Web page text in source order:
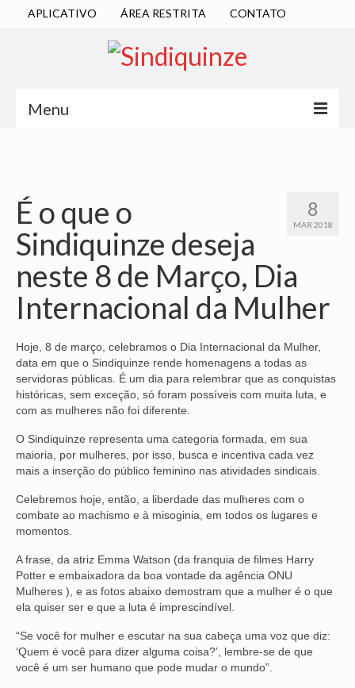
APLICATIVO ÁREA RESTRITA CONTATO
Menu
DIRETORIA EXECUTIVA
ESTATUTO
ATAS
LOCALIZAÇÃO
QUEM SOMOS
NOSSA HISTÓRIA
SUBSEDES
ARAÇATUBA
BAURU
PRESIDENTE PRUDENTE
SÃO JOSÉ DOS CAMPOS
SÃO JOSÉ DO RIO PRETO
SOROCABA
NOTÍCIAS
8
MAR 2018
É o que o
Sindiquinze deseja
neste 8 de Março, Dia
Internacional da Mulher
Hoje, 8 de março, celebramos o Dia Internacional da Mulher,
data em que o Sindiquinze rende homenagens a todas as
servidoras públicas. É um dia para relembrar que as conquistas
históricas, sem exceção, só foram possíveis com muita luta, e
com as mulheres não foi diferente.
O Sindiquinze representa uma categoria formada, em sua
maioria, por mulheres, por isso, busca e incentiva cada vez
mais a inserção do público feminino nas atividades sindicais.
Celebremos hoje, então, a liberdade das mulheres com o
combate ao machismo e à misoginia, em todos os lugares e
momentos.
A frase, da atriz Emma Watson (da franquia de filmes Harry
Potter e embaixadora da boa vontade da agência ONU
Mulheres ), e as fotos abaixo demostram que a mulher é o que
ela quiser ser e que a luta é imprescindível.
“Se você for mulher e escutar na sua cabeça uma voz que diz:
‘Quem é você para dizer alguma coisa?’, lembre-se de que
você é um ser humano que pode mudar o mundo”.